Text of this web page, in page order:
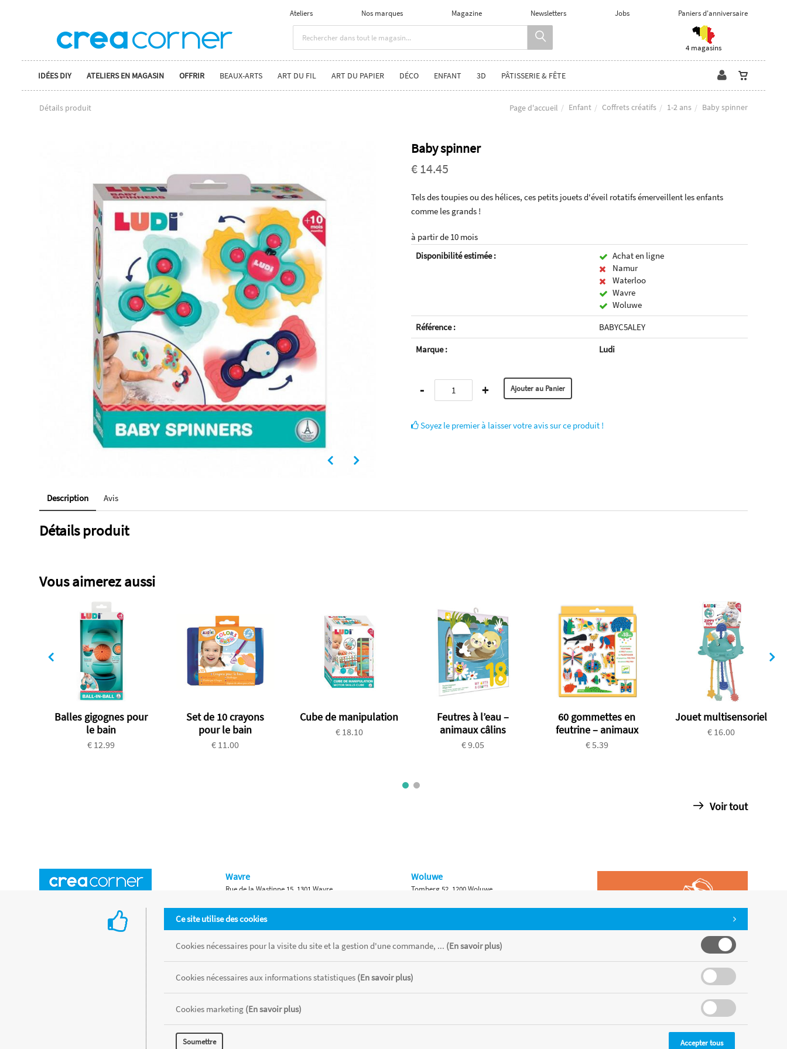
Ateliers Nos marques Magazine Newsletters Jobs Paniers d'anniversaire
4 magasins
IDÉES DIY ATELIERS EN MAGASIN OFFRIR BEAUX-ARTS ART DU FIL ART DU PAPIER DÉCO ENFANT 3D PÂTISSERIE & FÊTE
Détails produit Page d'accueil Enfant Coffrets créatifs 1-2 ans Baby spinner
Baby spinner
€ 14.45
Tels des toupies ou des hélices, ces petits jouets d'éveil rotatifs émerveillent les enfants
comme les grands !
à partir de 10 mois
Disponibilité estimée :
Achat en ligne
Namur
Waterloo
Wavre
Woluwe
Référence :
BABYC5ALEY
Marque :
Ludi
- +
Soyez le premier à laisser votre avis sur ce produit !
Description Avis
Détails produit
Vous aimerez aussi
Balles gigognes pour
le bain
€ 12.99
Set de 10 crayons
pour le bain
€ 11.00
Cube de manipulation
€ 18.10
Feutres à l’eau –
animaux câlins
€ 9.05
60 gommettes en
feutrine – animaux
€ 5.39
Jouet multisensoriel
€ 16.00
Voir tout
Ce site utilise des cookies
Cookies nécessaires pour la visite du site et la gestion d'une commande, ... (En savoir plus)
Cookies nécessaires aux informations statistiques (En savoir plus)
Cookies marketing (En savoir plus)
Soumettre Accepter tous
Wavre
Rue de la Wastinne 15, 1301 Wavre
Waterloo
Chaussée de Bruxelles 315, 1410 Waterloo
Woluwe
Tomberg 52, 1200 Woluwe
Namur
Tous les produits sont vendus dans la limite des stocks disponibles de chaque magasin, toutes taxes comprises.